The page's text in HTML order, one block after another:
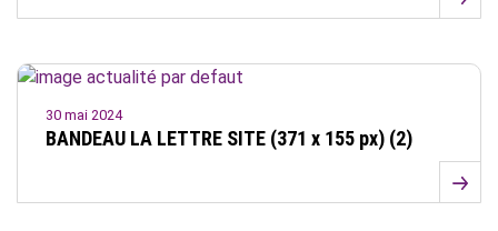
30 mai 2024
BANDEAU LA LETTRE SITE (371 x 155 px) (2)